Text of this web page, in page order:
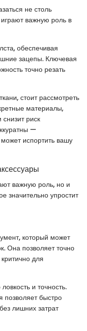
не столь
важную роль в
обеспечивая
зацепы. Ключевая
точно резать
стоит рассмотреть
материалы,
снизит риск
—
испортить вашу
важную роль, но и
значительно упростит
который может
Она позволяет точно
для
и точность.
быстро
лишних затрат